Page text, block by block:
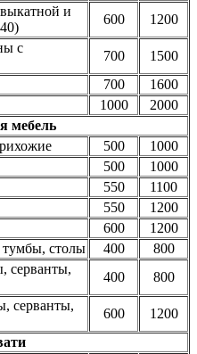
и
600
1200
с
700
1500
700
1600
1000
2000
мебель
500
1000
500
1000
550
1100
550
1200
600
1200
столы
400
800
серванты,
400
800
серванты,
600
1200